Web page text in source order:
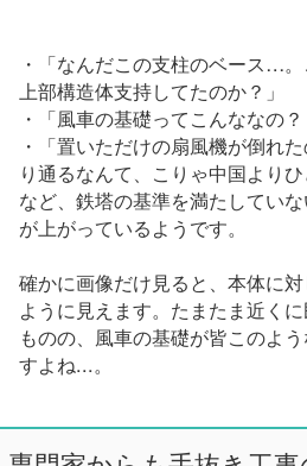
・「なんだこの支柱のベース…
上部構造体支持してたのか？」
・「風車の基礎ってこんななの？
・「置いただけの扇風機が倒れ
り通るなんて、こりゃ中国よりひ
など、鉄塔の基準を満たしてい
が上がっているようです。
確かに画像だけ見ると、本体に
ように見えます。たまたま近く
ものの、風車の基礎が皆このよ
すよね...。